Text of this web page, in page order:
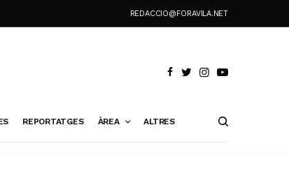
REDACCIO@FORAVILA.NET
REPORTATGES ÀREA ALTRES